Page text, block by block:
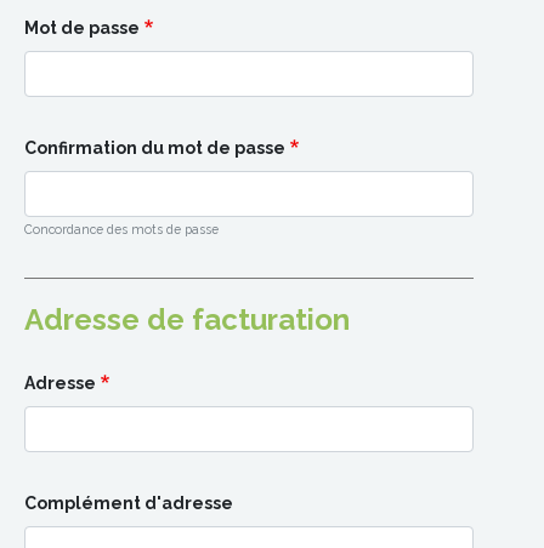
Mot de passe
Confirmation du mot de passe
Concordance des mots de passe
Adresse de facturation
Adresse
Complément d'adresse